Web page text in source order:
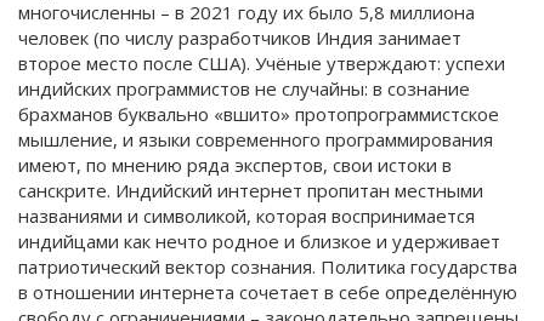
многочисленны – в 2021 году их было 5,8 миллиона
человек (по числу разработчиков Индия занимает
второе место после США). Учёные утверждают: успехи
индийских программистов не случайны: в сознание
брахманов буквально «вшито» протопрограммистское
мышление, и языки современного программирования
имеют, по мнению ряда экспертов, свои истоки в
санскрите. Индийский интернет пропитан местными
названиями и символикой, которая воспринимается
индийцами как нечто родное и близкое и удерживает
патриотический вектор сознания. Политика государства
в отношении интернета сочетает в себе определённую